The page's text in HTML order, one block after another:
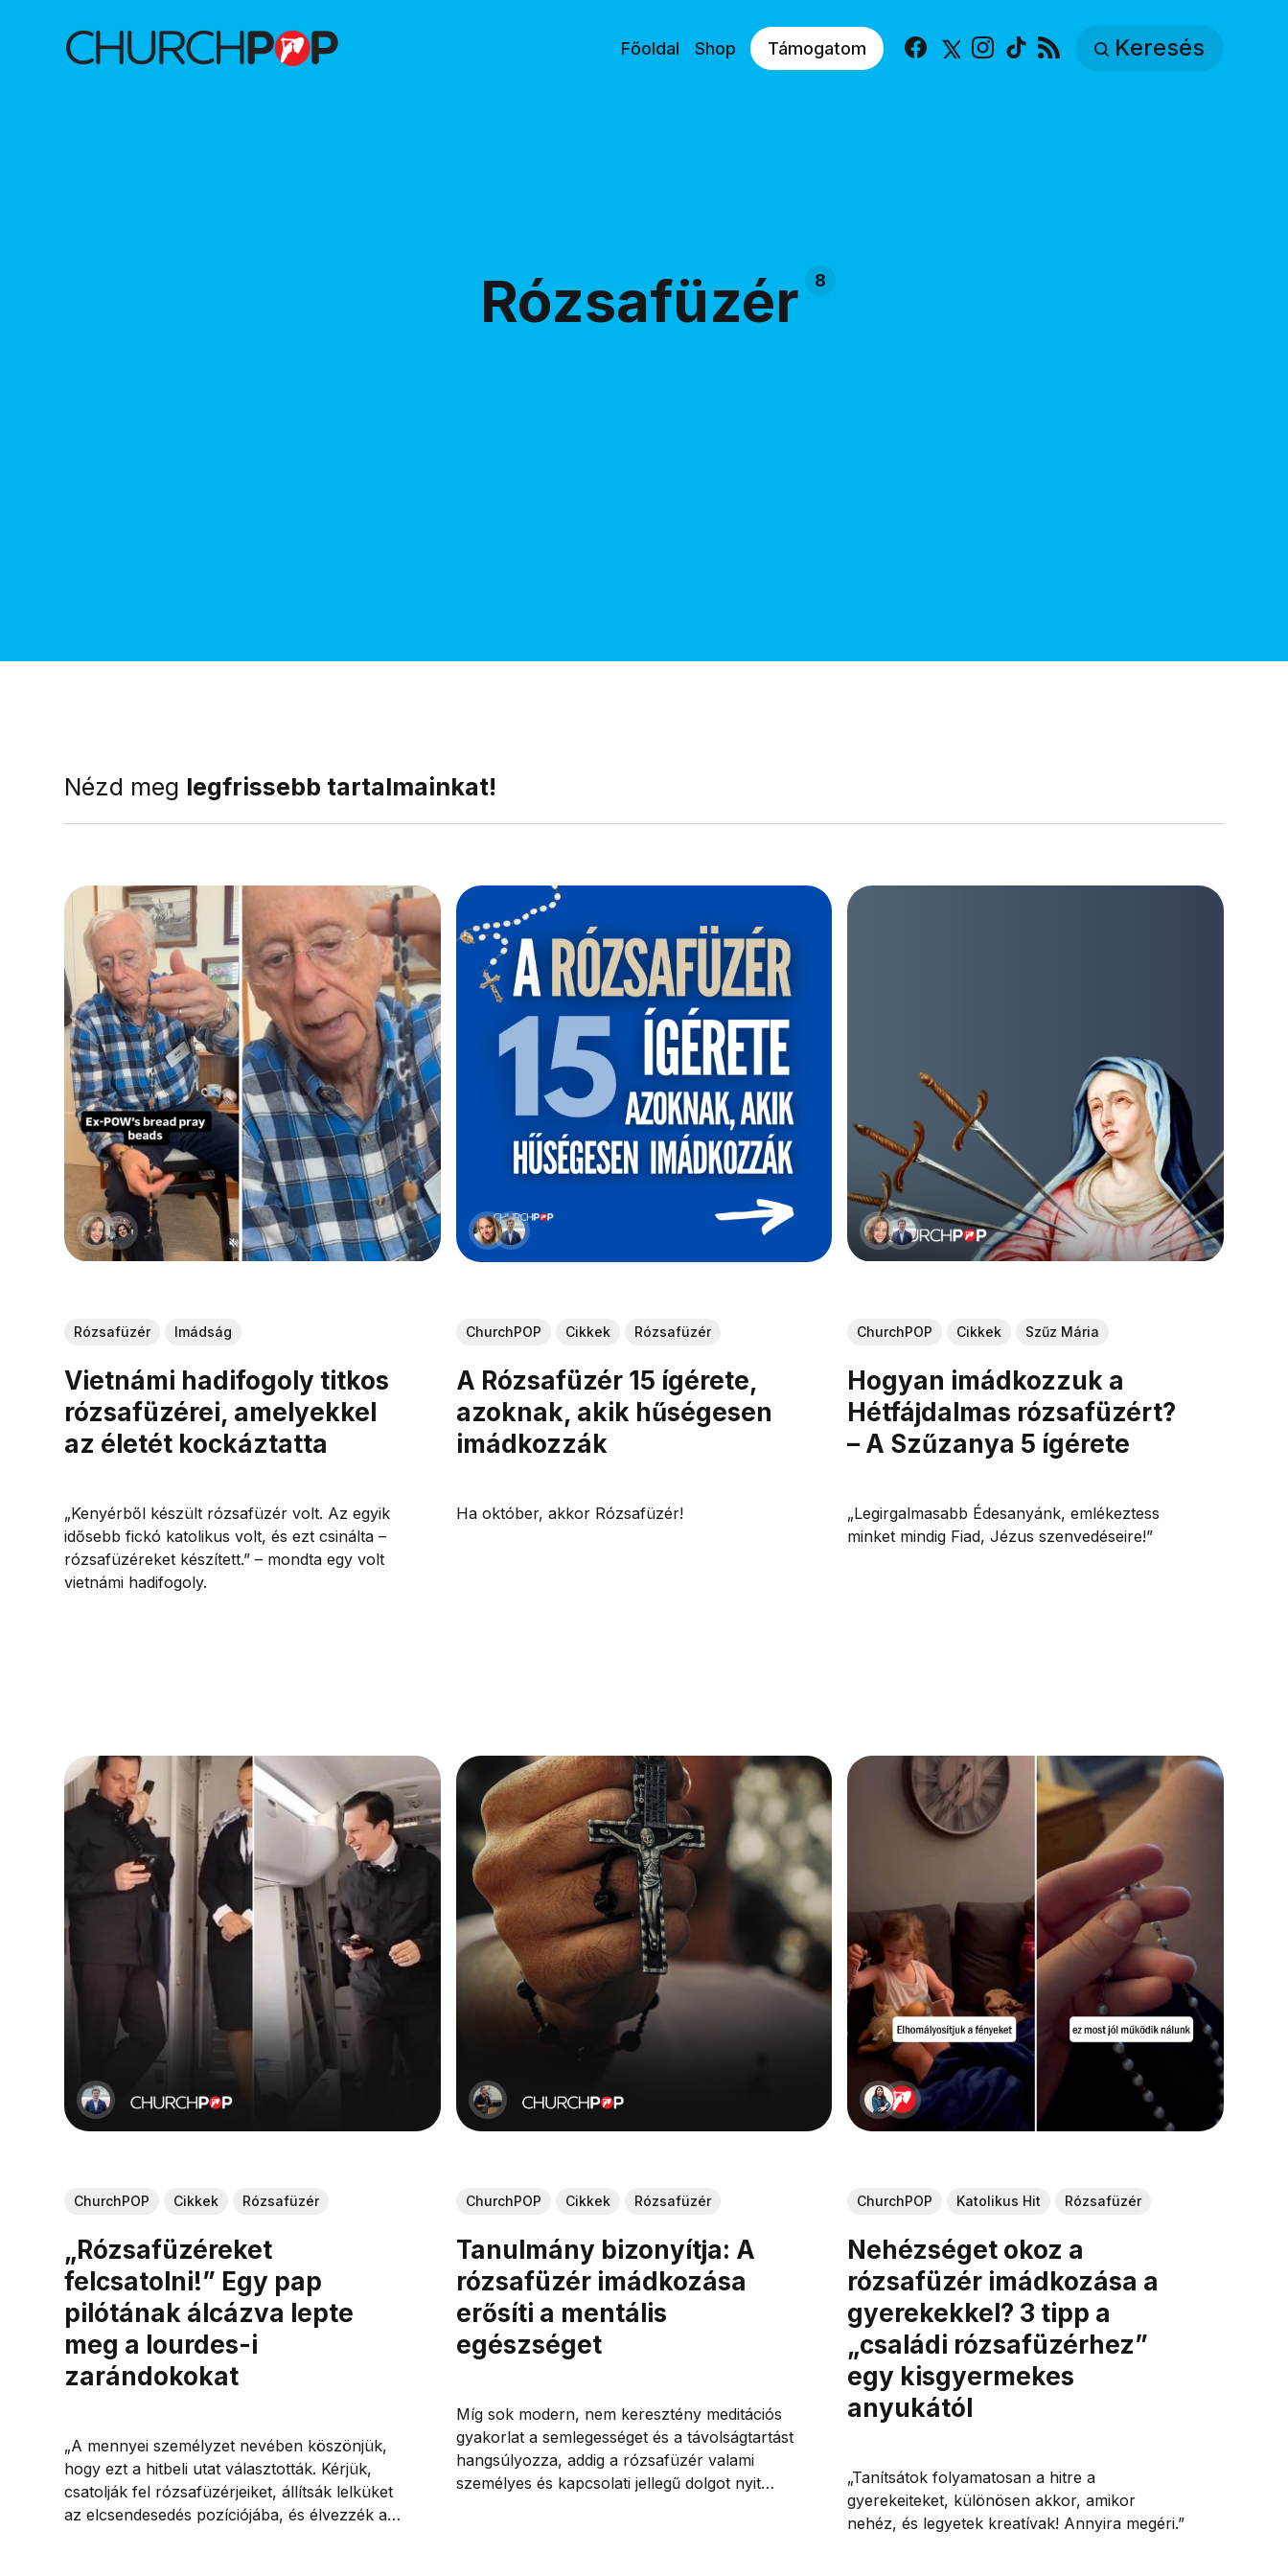
Főoldal Shop Támogatom Facebook
X Instagram
TikTok Keresés
Rózsafüzér 8
Nézd meg legfrissebb tartalmainkat!
Rózsafüzér Imádság
Vietnámi hadifogoly titkos
rózsafüzérei, amelyekkel
az életét kockáztatta
„Kenyérből készült rózsafüzér volt. Az egyik
idősebb fickó katolikus volt, és ezt csinálta –
rózsafüzéreket készített.” – mondta egy volt
vietnámi hadifogoly.
ChurchPOP Cikkek Rózsafüzér
A Rózsafüzér 15 ígérete,
azoknak, akik hűségesen
imádkozzák
Ha október, akkor Rózsafüzér!
ChurchPOP Cikkek Szűz Mária
Hogyan imádkozzuk a
Hétfájdalmas rózsafüzért?
– A Szűzanya 5 ígérete
„Legirgalmasabb Édesanyánk, emlékeztess
minket mindig Fiad, Jézus szenvedéseire!”
ChurchPOP Cikkek Rózsafüzér
„Rózsafüzéreket
felcsatolni!” Egy pap
pilótának álcázva lepte
meg a lourdes-i
zarándokokat
„A mennyei személyzet nevében köszönjük,
hogy ezt a hitbeli utat választották. Kérjük,
csatolják fel rózsafüzérjeiket, állítsák lelküket
az elcsendesedés pozíciójába, és élvezzék a
ChurchPOP Cikkek Rózsafüzér
Tanulmány bizonyítja: A
rózsafüzér imádkozása
erősíti a mentális
egészséget
Míg sok modern, nem keresztény meditációs
gyakorlat a semlegességet és a távolságtartást
hangsúlyozza, addig a rózsafüzér valami
személyes és kapcsolati jellegű dolgot nyit
ChurchPOP Katolikus Hit Rózsafüzér
Nehézséget okoz a
rózsafüzér imádkozása a
gyerekekkel? 3 tipp a
„családi rózsafüzérhez”
egy kisgyermekes
anyukától
„Tanítsátok folyamatosan a hitre a
gyerekeiteket, különösen akkor, amikor
nehéz, és legyetek kreatívak! Annyira megéri.”